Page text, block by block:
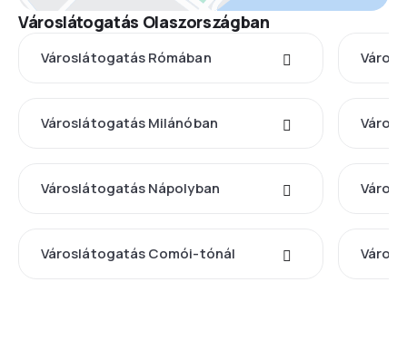
Városlátogatás Olaszországban
Városlátogatás Rómában
Városlátogatás Milánóban
Városlátogatás Nápolyban
Városlátogatás Comói-tónál